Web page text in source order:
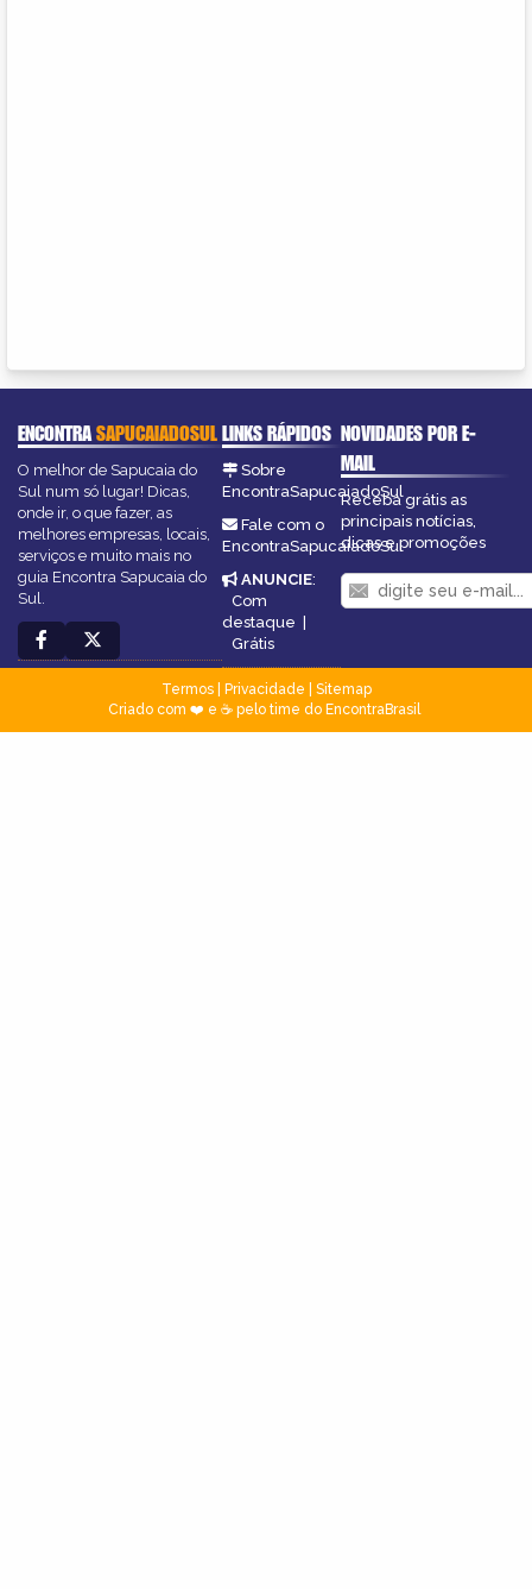
ENCONTRASAPUCAIADOSUL
O melhor de Sapucaia do
Sul num só lugar! Dicas,
onde ir, o que fazer, as
melhores empresas, locais,
serviços e muito mais no
guia Encontra Sapucaia do
Sul.
LINKS RÁPIDOS
Sobre
EncontraSapucaiadoSul
Fale com o
EncontraSapucaiadoSul
ANUNCIE:
Com
destaque |
Grátis
NOVIDADES POR E-
MAIL
Receba grátis as
principais notícias,
dicas e promoções
Termos| Privacidade
Sitemap
Criado com ❤️ e ☕ pelo time do EncontraBrasil